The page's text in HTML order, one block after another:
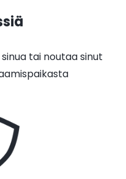
tai noutaa sinut